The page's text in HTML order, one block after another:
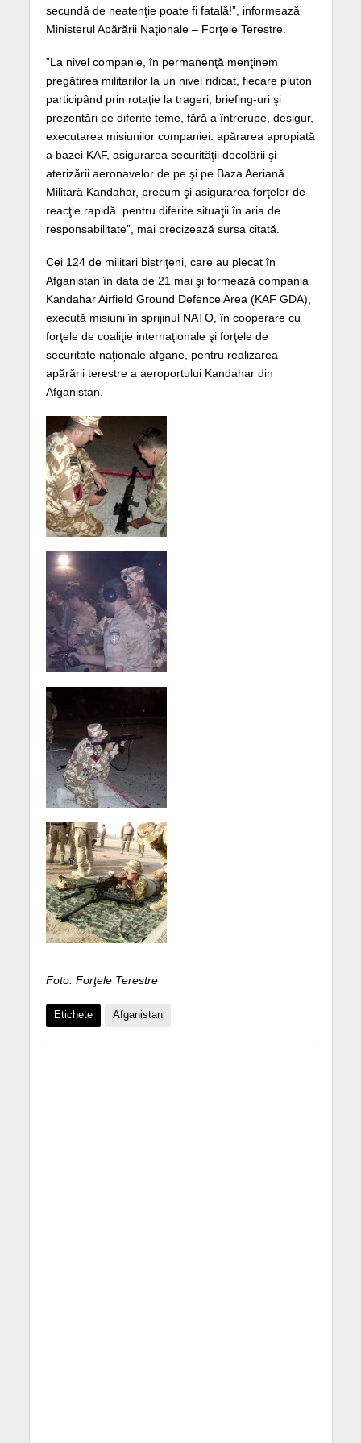
secundă de neatenţie poate fi fatală!”, informează
Ministerul Apărării Naţionale – Forţele Terestre.
”La nivel companie, în permanenţă menţinem
pregătirea militarilor la un nivel ridicat, fiecare pluton
participând prin rotaţie la trageri, briefing-uri şi
prezentări pe diferite teme, fără a întrerupe, desigur,
executarea misiunilor companiei: apărarea apropiată
a bazei KAF, asigurarea securităţii decolării şi
aterizării aeronavelor de pe şi pe Baza Aeriană
Militară Kandahar, precum şi asigurarea forţelor de
reacţie rapidă pentru diferite situaţii în aria de
responsabilitate”, mai precizează sursa citată.
Cei 124 de militari bistriţeni, care au plecat în
Afganistan în data de 21 mai şi formează compania
Kandahar Airfield Ground Defence Area (KAF GDA),
execută misiuni în sprijinul NATO, în cooperare cu
forţele de coaliţie internaţionale şi forţele de
securitate naţionale afgane, pentru realizarea
apărării terestre a aeroportului Kandahar din
Afganistan.
Foto: Forţele Terestre
Etichete Afganistan